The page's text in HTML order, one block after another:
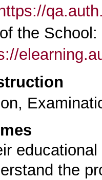
the School:
the